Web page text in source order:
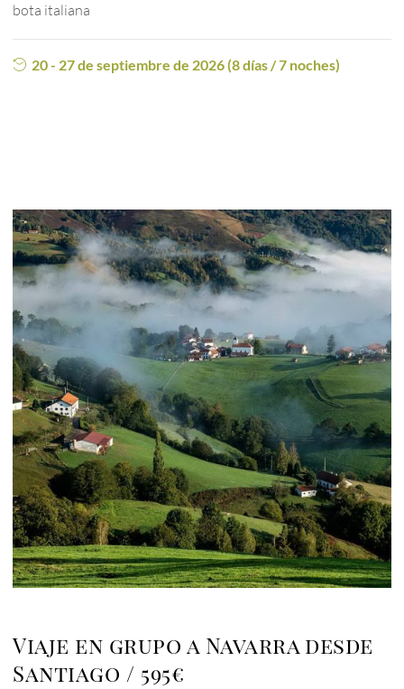
bota italiana
20 - 27 de septiembre de 2026 (8 días / 7 noches)
Viaje en grupo a Navarra desde
Santiago
595€